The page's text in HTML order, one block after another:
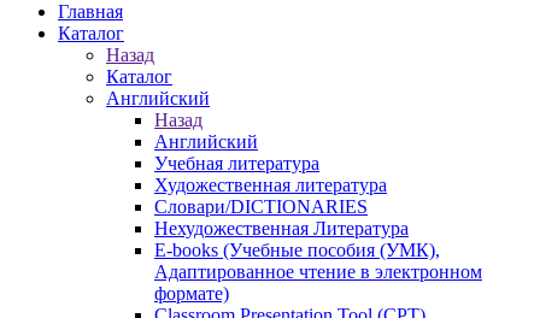
Главная
Каталог
Назад
Каталог
Английский
Назад
Английский
Учебная литература
Художественная литература
Словари/DICTIONARIES
Нехудожественная Литература
E-books (Учебные пособия (УМК),
Адаптированное чтение в электронном
формате)